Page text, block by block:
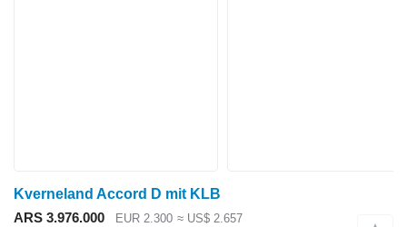
Kverneland Accord D mit KLB
ARS 3.976.000
EUR 2.300 ≈ US$ 2.657